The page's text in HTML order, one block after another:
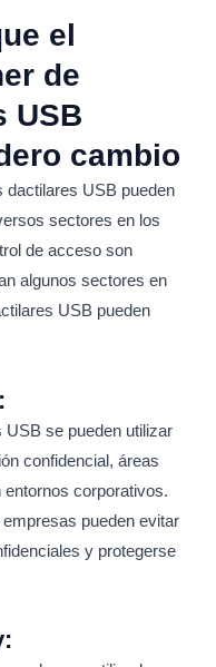
el
de
USB
cambio
dactilares USB pueden
sectores en los
de acceso son
algunos sectores en
USB pueden
USB se pueden utilizar
confidencial, áreas
corporativos.
pueden evitar
y protegerse